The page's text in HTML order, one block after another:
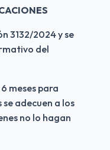
3132/2024 y se
del
meses para
adecuen a los
no lo hagan